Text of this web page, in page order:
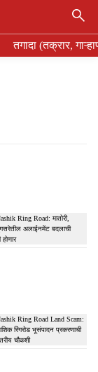
तगादा (तक्रार,